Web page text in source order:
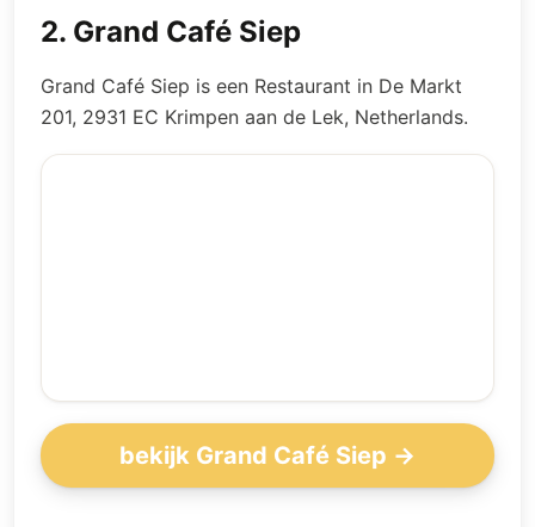
2. Grand Café Siep
Grand Café Siep is een Restaurant in De Markt
201, 2931 EC Krimpen aan de Lek, Netherlands.
bekijk Grand Café Siep →